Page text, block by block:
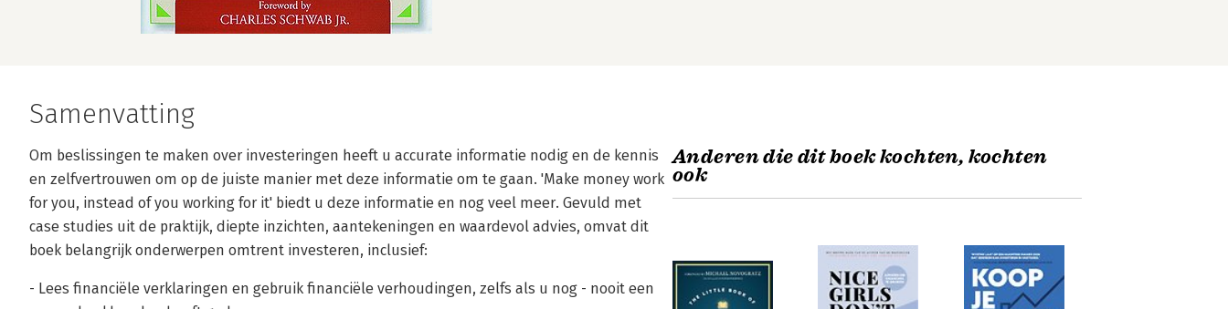
Samenvatting
Om beslissingen te maken over investeringen heeft u accurate informatie nodig en de kennis
en zelfvertrouwen om op de juiste manier met deze informatie om te gaan. 'Make money work
for you, instead of you working for it' biedt u deze informatie en nog veel meer. Gevuld met
case studies uit de praktijk, diepte inzichten, aantekeningen en waardevol advies, omvat dit
boek belangrijk onderwerpen omtrent investeren, inclusief:
- Lees financiële verklaringen en gebruik financiële verhoudingen, zelfs als u nog - nooit een
Anderen die dit boek kochten, kochten
ook